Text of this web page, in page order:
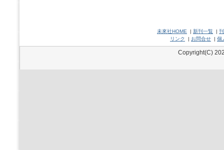
未來社HOME | 新刊一覧 |
リンク
| お問合せ | 個
Copyright(C)